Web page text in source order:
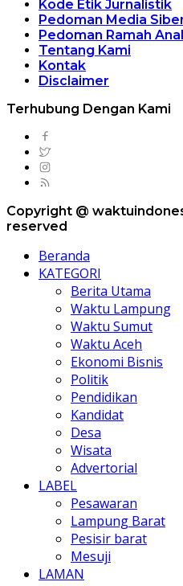
Kode Etik Jurnalistik
Pedoman Media
Pedoman Ramah
Tentang Kami
Kontak
Disclaimer
Terhubung Dengan Kami
Copyright @
reserved
Beranda
KATEGORI
Berita Utama
Waktu Lampung
Waktu Sumut
Waktu Aceh
Ekonomi Bisnis
Politik
Pendidikan
Kandidat
Desa
Wisata
Advertorial
LABEL
Pesawaran
Lampung Barat
Pesisir barat
Mesuji
LAMAN